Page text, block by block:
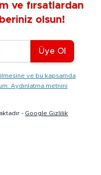
ve fırsatlardan
olsun!
Adresiniz
Üye Ol
ve bu kapsamda
Aydınlatma metnini
- Google Gizlilik